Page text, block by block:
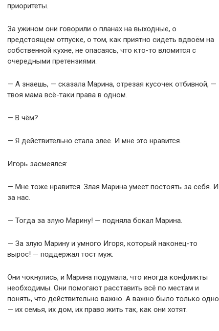
приоритеты.
За ужином они говорили о планах на выходные, о
предстоящем отпуске, о том, как приятно сидеть вдвоём на
собственной кухне, не опасаясь, что кто-то вломится с
очередными претензиями.
— А знаешь, — сказала Марина, отрезая кусочек отбивной, —
твоя мама всё-таки права в одном.
— В чём?
— Я действительно стала злее. И мне это нравится.
Игорь засмеялся:
— Мне тоже нравится. Злая Марина умеет постоять за себя. И
за нас.
— Тогда за злую Марину! — подняла бокал Марина.
— За злую Марину и умного Игоря, который наконец-то
вырос! — поддержал тост муж.
Они чокнулись, и Марина подумала, что иногда конфликты
необходимы. Они помогают расставить всё по местам и
понять, что действительно важно. А важно было только одно
— их семья, их дом, их право жить так, как они хотят.